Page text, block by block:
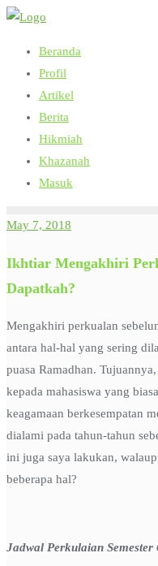
Skip
content
Beranda
Profil
Artikel
Berita
Hikmiah
Khazanah
Masuk
May 7, 2018
Ikhtiar Mengakhiri
Dapatkah?
Mengakhiri perkualan
antara hal-hal yang sering
puasa Ramadhan.
kepada mahasiswa yang
keagamaan berkesempatan
dialami pada tahun-tahun
ini juga saya lakukan,
beberapa hal?
Jadwal Perkulaian Semester